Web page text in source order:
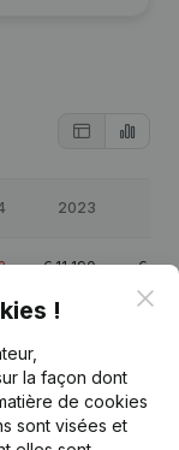
2023
€11 190 €13
€52 197
€15 882
!
la façon dont
de cookies
sont visées et